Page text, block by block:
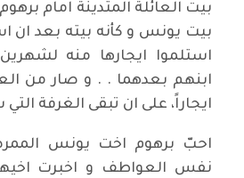
بيت العائلة المتدينة امام
بيت يونس و كأنه بيته بعد ان
استلموا ايجارها منه
ابنهم بعدهما . . و صار من
ايجاراً، على ان تبقى الغرفة
احبّ برهوم اخت يونس
نفس العواطف و اخبرت